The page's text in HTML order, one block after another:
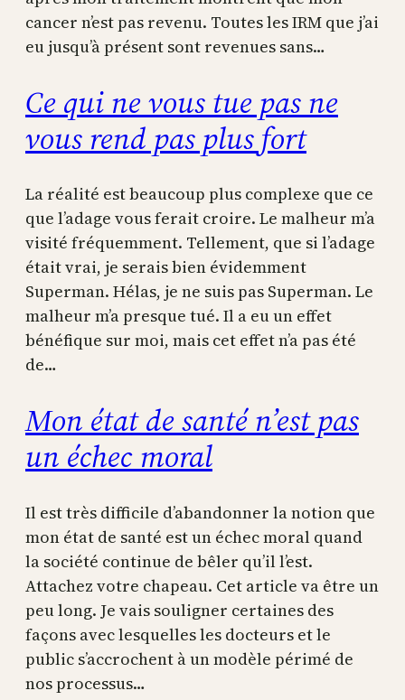
cancer n’est pas revenu. Toutes les IRM que j’ai
eu jusqu’à présent sont revenues sans…
Ce qui ne vous tue pas ne
vous rend pas plus fort
La réalité est beaucoup plus complexe que ce
que l’adage vous ferait croire. Le malheur m’a
visité fréquemment. Tellement, que si l’adage
était vrai, je serais bien évidemment
Superman. Hélas, je ne suis pas Superman. Le
malheur m’a presque tué. Il a eu un effet
bénéfique sur moi, mais cet effet n’a pas été
de…
Mon état de santé n’est pas
un échec moral
Il est très difficile d’abandonner la notion que
mon état de santé est un échec moral quand
la société continue de bêler qu’il l’est.
Attachez votre chapeau. Cet article va être un
peu long. Je vais souligner certaines des
façons avec lesquelles les docteurs et le
public s’accrochent à un modèle périmé de
nos processus…